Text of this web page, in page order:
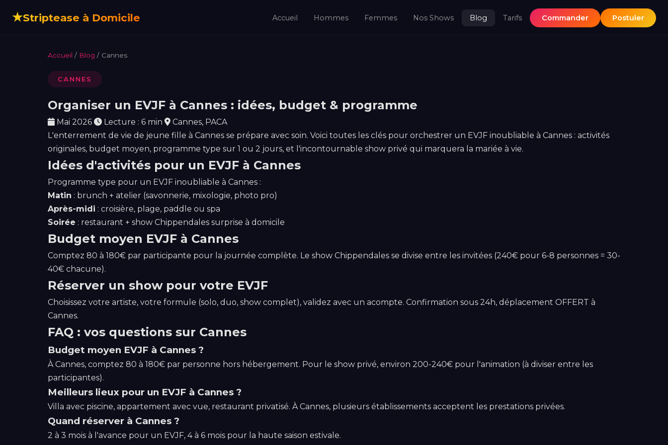
★Striptease à Domicile Accueil Hommes Femmes Nos Shows Blog Tarifs Commander Postuler
Accueil / Blog / Cannes
CANNES
Organiser un EVJF à Cannes : idées, budget & programme
Mai 2026 Lecture : 6 min
Cannes, PACA
L'enterrement de vie de jeune fille à Cannes se prépare avec soin. Voici toutes les clés pour orchestrer un EVJF inoubliable à Cannes : activités
originales, budget moyen, programme type sur 1 ou 2 jours, et l'incontournable show privé qui marquera la mariée à vie.
Idées d'activités pour un EVJF à Cannes
Programme type pour un EVJF inoubliable à Cannes :
Matin : brunch + atelier (savonnerie, mixologie, photo pro)
Après-midi : croisière, plage, paddle ou spa
Soirée : restaurant + show Chippendales surprise à domicile
Budget moyen EVJF à Cannes
Comptez 80 à 180€ par participante pour la journée complète. Le show Chippendales se divise entre les invitées (240€ pour 6-8 personnes = 30-
40€ chacune).
Réserver un show pour votre EVJF
Choisissez votre artiste, votre formule (solo, duo, show complet), validez avec un acompte. Confirmation sous 24h, déplacement OFFERT à
Cannes.
FAQ : vos questions sur Cannes
Budget moyen EVJF à Cannes ?
À Cannes, comptez 80 à 180€ par personne hors hébergement. Pour le show privé, environ 200-240€ pour l'animation (à diviser entre les
participantes).
Meilleurs lieux pour un EVJF à Cannes ?
Villa avec piscine, appartement avec vue, restaurant privatisé. À Cannes, plusieurs établissements acceptent les prestations privées.
Quand réserver à Cannes ?
2 à 3 mois à l'avance pour un EVJF, 4 à 6 mois pour la haute saison estivale.